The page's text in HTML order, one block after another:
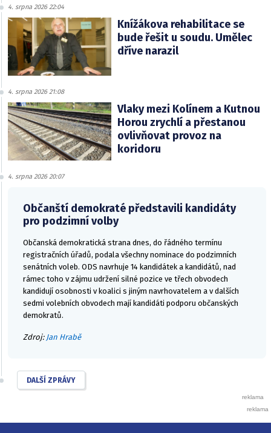
4. srpna 2026 22:04
Knížákova rehabilitace se
bude řešit u soudu. Umělec
dříve narazil
4. srpna 2026 21:08
Vlaky mezi Kolínem a Kutnou
Horou zrychlí a přestanou
ovlivňovat provoz na
koridoru
4. srpna 2026 20:07
Občanští demokraté představili kandidáty
pro podzimní volby
Občanská demokratická strana dnes, do řádného termínu
registračních úřadů, podala všechny nominace do podzimních
senátních voleb. ODS navrhuje 14 kandidátek a kandidátů, nad
rámec toho v zájmu udržení silné pozice ve třech obvodech
kandidují osobnosti v koalici s jiným navrhovatelem a v dalších
sedmi volebních obvodech mají kandidáti podporu občanských
demokratů.
Zdroj: Jan Hrabě
DALŠÍ ZPRÁVY